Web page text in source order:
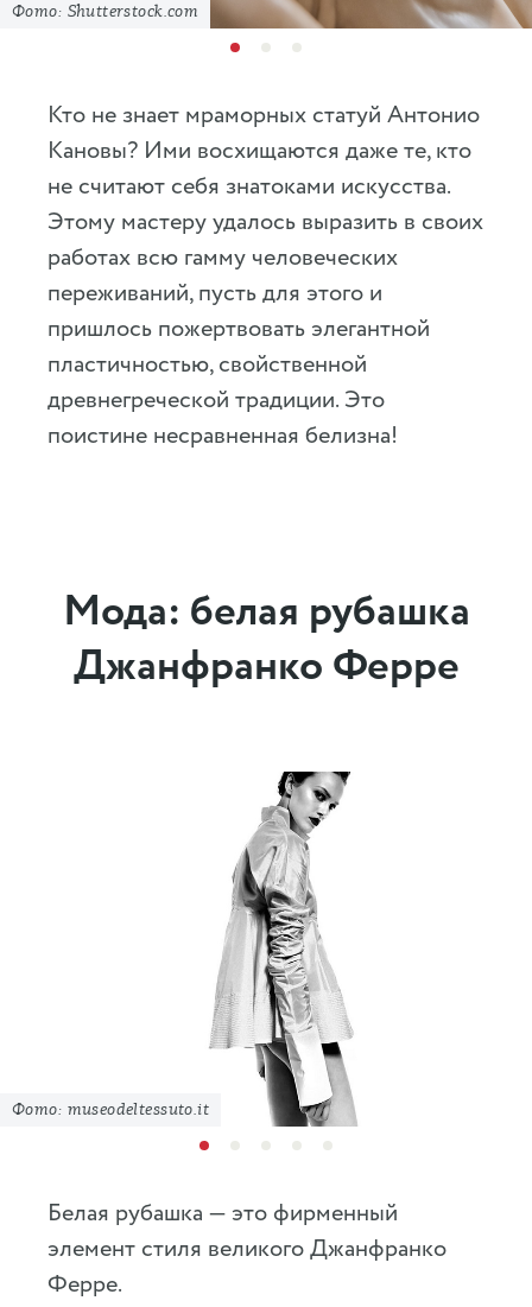
Фото: Shutterstock.com
Кто не знает мраморных статуй Антонио
Кановы? Ими восхищаются даже те, кто
не считают себя знатоками искусства.
Этому мастеру удалось выразить в своих
работах всю гамму человеческих
переживаний, пусть для этого и
пришлось пожертвовать элегантной
пластичностью, свойственной
древнегреческой традиции. Это
поистине несравненная белизна!
Мода: белая рубашка
Джанфранко Ферре
Фото: museodeltessuto.it
Белая рубашка — это фирменный
элемент стиля великого Джанфранко
Ферре.